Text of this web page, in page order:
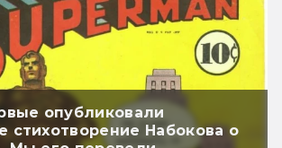
опубликовали
стихотворение Набокова о